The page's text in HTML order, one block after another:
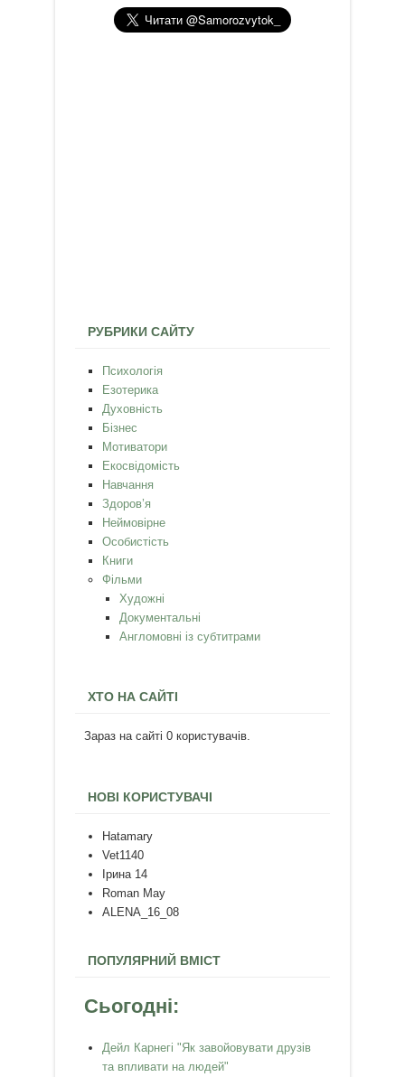
РУБРИКИ САЙТУ
Психологія
Езотерика
Духовність
Бізнес
Мотиватори
Екосвідомість
Навчання
Здоров’я
Неймовірне
Особистість
Книги
Фільми
Художні
Документальні
Англомовні із субтитрами
ХТО НА САЙТІ
Зараз на сайті 0 користувачів.
НОВІ КОРИСТУВАЧІ
Hatamary
Vet1140
Ірина 14
Roman May
ALENA_16_08
ПОПУЛЯРНИЙ ВМІСТ
Сьогодні:
Дейл Карнегі "Як завойовувати друзів
та впливати на людей"